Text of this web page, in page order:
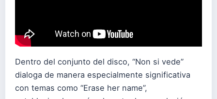
Dentro del conjunto del disco, “Non si vede”
dialoga de manera especialmente significativa
con temas como “Erase her name”,